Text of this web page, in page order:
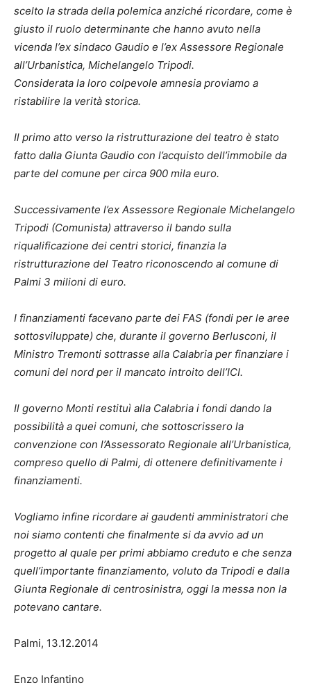
scelto la strada della polemica anziché ricordare, come è
giusto il ruolo determinante che hanno avuto nella
vicenda l’ex sindaco Gaudio e l’ex Assessore Regionale
all’Urbanistica, Michelangelo Tripodi.
Considerata la loro colpevole amnesia proviamo a
ristabilire la verità storica.
Il primo atto verso la ristrutturazione del teatro è stato
fatto dalla Giunta Gaudio con l’acquisto dell’immobile da
parte del comune per circa 900 mila euro.
Successivamente l’ex Assessore Regionale Michelangelo
Tripodi (Comunista) attraverso il bando sulla
riqualificazione dei centri storici, finanzia la
ristrutturazione del Teatro riconoscendo al comune di
Palmi 3 milioni di euro.
I finanziamenti facevano parte dei FAS (fondi per le aree
sottosviluppate) che, durante il governo Berlusconi, il
Ministro Tremonti sottrasse alla Calabria per finanziare i
comuni del nord per il mancato introito dell’ICI.
Il governo Monti restituì alla Calabria i fondi dando la
possibilità a quei comuni, che sottoscrissero la
convenzione con l’Assessorato Regionale all’Urbanistica,
compreso quello di Palmi, di ottenere definitivamente i
finanziamenti.
Vogliamo infine ricordare ai gaudenti amministratori che
noi siamo contenti che finalmente si da avvio ad un
progetto al quale per primi abbiamo creduto e che senza
quell’importante finanziamento, voluto da Tripodi e dalla
Giunta Regionale di centrosinistra, oggi la messa non la
potevano cantare.
Palmi, 13.12.2014
Enzo Infantino